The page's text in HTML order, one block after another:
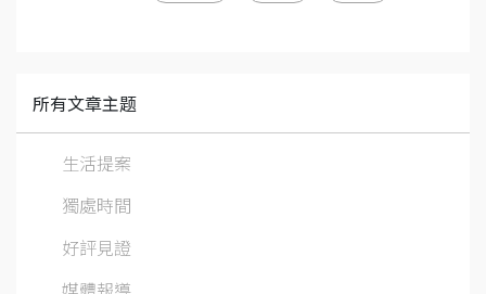
所有文章主题
生活提案
獨處時間
好評見證